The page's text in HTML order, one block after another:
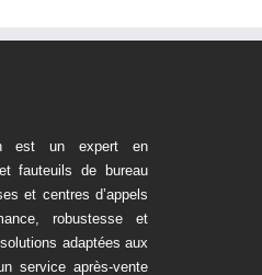
est un expert en
fauteuils de bureau
et centres d’appels
robustesse et
adaptées aux
service après-vente